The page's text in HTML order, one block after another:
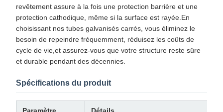
revêtement assure à la fois une protection barrière et une
protection cathodique, même si la surface est rayée.En
choisissant nos tubes galvanisés carrés, vous éliminez le
besoin de repeindre fréquemment, réduisez les coûts de
cycle de vie,et assurez-vous que votre structure reste sûre
et durable pendant des décennies.
Spécifications du produit